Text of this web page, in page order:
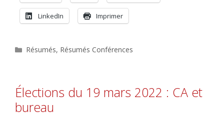
LinkedIn Imprimer
Catégories
Résumés, Résumés Conférences
Élections du 19 mars 2022 : CA et
bureau